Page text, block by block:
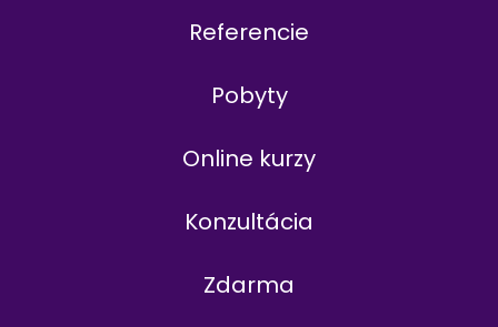
Referencie
Pobyty
Online kurzy
Konzultácia
Zdarma